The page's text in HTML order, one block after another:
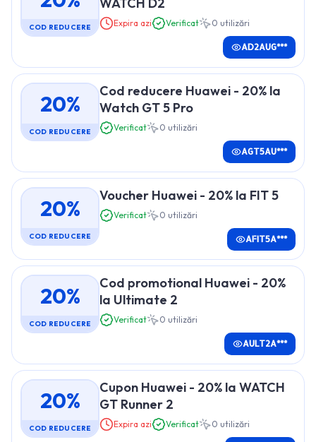
COD REDUCERE Expira azi Verificat 0 utilizări
AD2AUG***
20%
COD REDUCERE
Cod reducere Huawei - 20% la
Watch GT 5 Pro
Verificat 0 utilizări
AGT5AU***
20%
COD REDUCERE
Voucher Huawei - 20% la FIT 5
Verificat 0 utilizări
AFIT5A***
20%
COD REDUCERE
Cod promotional Huawei - 20%
la Ultimate 2
Verificat 0 utilizări
AULT2A***
20%
COD REDUCERE
Cupon Huawei - 20% la WATCH
GT Runner 2
Expira azi Verificat 0 utilizări